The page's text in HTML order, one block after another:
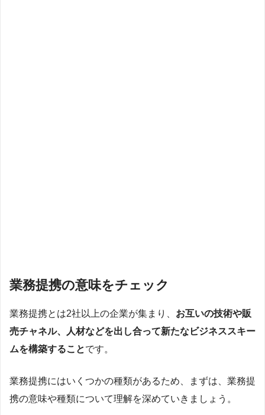
業務提携の意味をチェック
業務提携とは2社以上の企業が集まり、 お互いの技術や販
売チャネル、人材などを出し合って新たなビジネススキー
ムを構築することです。
業務提携にはいくつかの種類があるため、まずは、業務提
携の意味や種類について理解を深めていきましょう。